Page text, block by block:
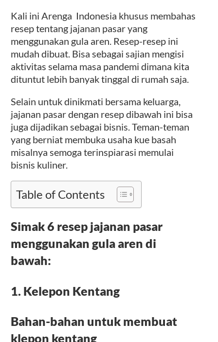
Kali ini Arenga Indonesia khusus membahas
resep tentang jajanan pasar yang
menggunakan gula aren. Resep-resep ini
mudah dibuat. Bisa sebagai sajian mengisi
aktivitas selama masa pandemi dimana kita
dituntut lebih banyak tinggal di rumah saja.
Selain untuk dinikmati bersama keluarga,
jajanan pasar dengan resep dibawah ini bisa
juga dijadikan sebagai bisnis. Teman-teman
yang berniat membuka usaha kue basah
misalnya semoga terinspiarasi memulai
bisnis kuliner.
Table of Contents
Simak 6 resep jajanan pasar
menggunakan gula aren di
bawah:
1. Kelepon Kentang
Bahan-bahan untuk membuat
klepon kentang